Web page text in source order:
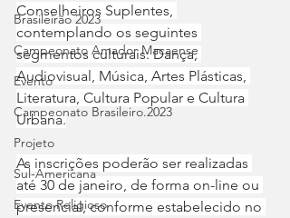
Brasileirão 2023
Campeonato Amador Macaense
Evento
Campeonato Brasileiro.2023
Projeto
Sul-Americana
Evento Religioso
Conselheiros Suplentes,
contemplando os seguintes
segmentos culturais: Dança,
Audiovisual, Música, Artes Plásticas,
Literatura, Cultura Popular e Cultura
Urbana.
As inscrições poderão ser realizadas
até 30 de janeiro, de forma on-line ou
presencial, conforme estabelecido no